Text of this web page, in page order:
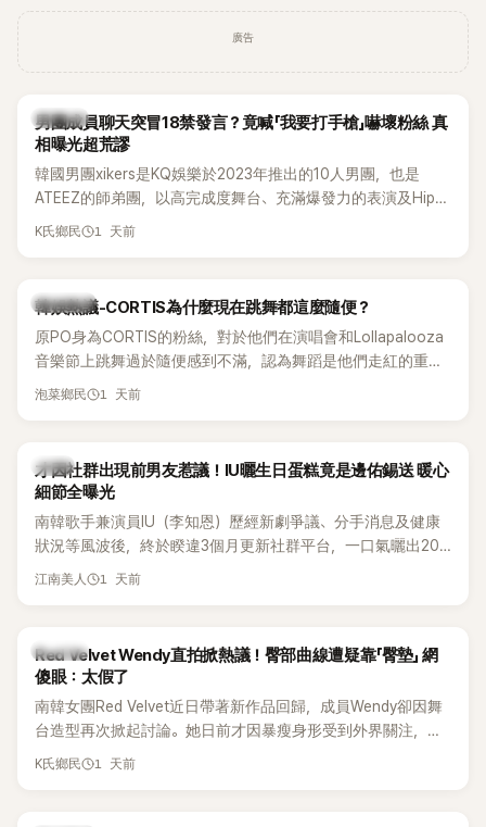
廣告
K-POP
男團成員聊天突冒18禁發言？竟喊「我要打手槍」嚇壞粉絲 真
相曝光超荒謬
韓國男團xikers是KQ娛樂於2023年推出的10人男團，也是
ATEEZ的師弟團，以高完成度舞台、充滿爆發力的表演及Hip-
Hop風格聞名，出道後迅速累積大批海內外粉絲，近年也陸續
K氏鄉民 1 天前
熱議討論
韓娛熱議-CORTIS為什麼現在跳舞都這麼隨便？
原PO身為CORTIS的粉絲，對於他們在演唱會和Lollapalooza
音樂節上跳舞過於隨便感到不滿，認為舞蹈是他們走紅的重要
原因，希望他們能更認真地表演。
泡菜鄉民 1 天前
韓星
才因社群出現前男友惹議！IU曬生日蛋糕竟是邊佑錫送 暖心
細節全曝光
南韓歌手兼演員IU（李知恩）歷經新劇爭議、分手消息及健康
狀況等風波後，終於睽違3個月更新社群平台，一口氣曬出20
張近況照，讓大批粉絲又驚又喜。其中，一張生日蛋糕照意外
江南美人 1 天前
K-POP
Red Velvet Wendy直拍掀熱議！臀部曲線遭疑靠「臀墊」 網
傻眼：太假了
南韓女團Red Velvet近日帶著新作品回歸，成員Wendy卻因舞
台造型再次掀起討論。她日前才因暴瘦身形受到外界關注，又
被質疑在舞台上使用臀墊，如今最新打歌舞台曝光後，再度因
K氏鄉民 1 天前